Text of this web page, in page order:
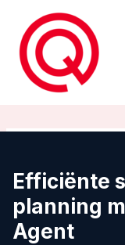
inhoud
Efficiënte
planning
Agent